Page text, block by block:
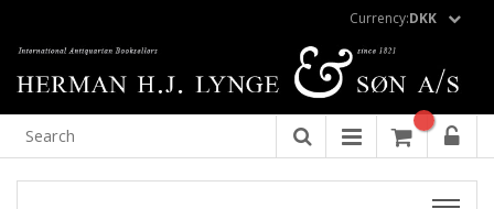
Currency:DKK